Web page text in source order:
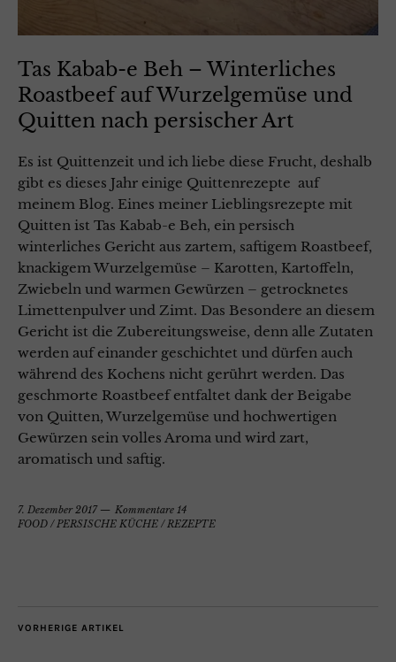
Tas Kabab-e Beh – Winterliches
Roastbeef auf Wurzelgemüse und
Quitten nach persischer Art
Es ist Quittenzeit und ich liebe diese Frucht, deshalb
gibt es dieses Jahr einige Quittenrezepte auf
meinem Blog. Eines meiner Lieblingsrezepte mit
Quitten ist Tas Kabab-e Beh, ein persisch
winterliches Gericht aus zartem, saftigem Roastbeef,
knackigem Wurzelgemüse – Karotten, Kartoffeln,
Zwiebeln und warmen Gewürzen – getrocknetes
Limettenpulver und Zimt. Das Besondere an diesem
Gericht ist die Zubereitungsweise, denn alle Zutaten
werden auf einander geschichtet und dürfen auch
während des Kochens nicht gerührt werden. Das
geschmorte Roastbeef entfaltet dank der Beigabe
von Quitten, Wurzelgemüse und hochwertigen
Gewürzen sein volles Aroma und wird zart,
aromatisch und saftig.
7. Dezember 2017
Kommentare 14
FOOD / PERSISCHE KÜCHE / REZEPTE
VORHERIGE ARTIKEL